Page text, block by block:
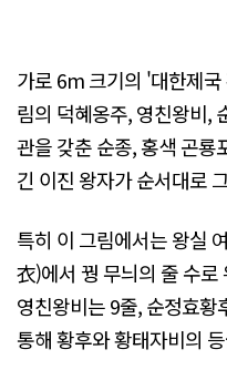
가로 6m 크기의 '대한제
림의 덕혜옹주, 영친왕비,
관을 갖춘 순종, 홍색 곤룡
긴 이진 왕자가 순서대로
특히 이 그림에서는 왕실
衣)에서 꿩 무늬의 줄 수
영친왕비는 9줄, 순정효
통해 황후와 황태자비의